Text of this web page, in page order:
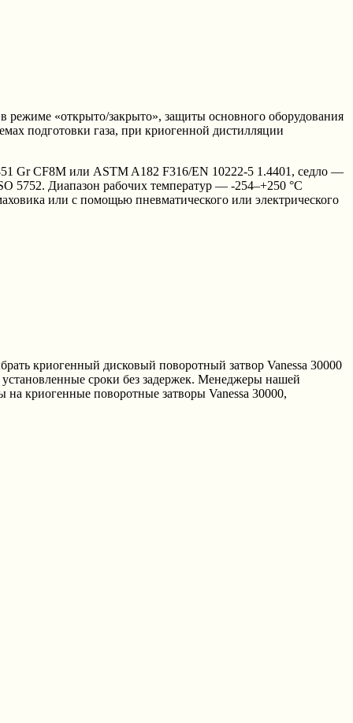
режиме «открыто/закрыто», защиты основного оборудования
подготовки газа, при криогенной дистилляции
Gr CF8M или ASTM A182 F316/EN 10222-5 1.4401, седло —
5752. Диапазон рабочих температур — -254–+250 °C
или с помощью пневматического или электрического
криогенный дисковый поворотный затвор Vanessa 30000
сроки без задержек. Менеджеры нашей
криогенные поворотные затворы Vanessa 30000,